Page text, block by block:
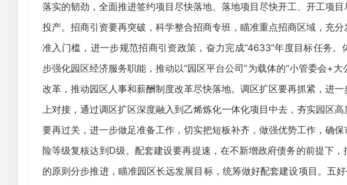
落实的韧劲，全面推进签约项目尽快落地、落地项目尽快开工、开工项
投产。招商引资要再突破，科学整合招商专班，瞄准重点招商区域，充
准入门槛，进一步规范招商引资政策，奋力完成“4633”年度目标任务。
步强化园区经济服务职能，推动以“园区平台公司”为载体的“小管委会+大
改革，推动园区人事和薪酬制度改革尽快落地。调区扩区要再抓紧，进
上对接，通过调区扩区深度融入到乙烯炼化一体化项目中去，夯实园区
要再过关，进一步做足准备工作，切实把短板补齐，做强优势工作，确
险等级复核达到D级。配套建设要再提速，在不新增政府债务的前提下
的原则分步推进，瞄准园区长远发展目标，统筹做好配套建设项目。五